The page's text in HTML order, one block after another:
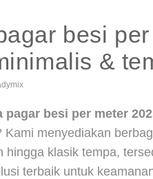
besi
&
pagar besi per meter
Kami menyediakan
hingga klasik tempa,
terbaik untuk